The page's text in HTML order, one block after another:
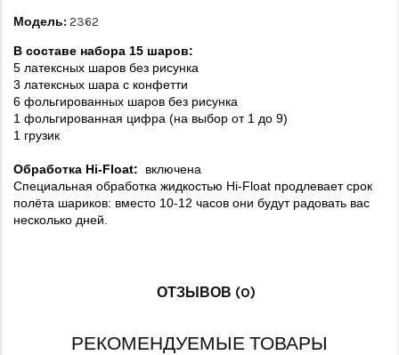
Модель: 2362
В составе набора 15 шаров:
5 латексных шаров без рисунка
3 латексных шара с конфетти
6 фольгированных шаров без рисунка
1 фольгированная цифра (на выбор от 1 до 9)
1 грузик
Обработка Hi-Float:
включена
Специальная обработка жидкостью Hi-Float продлевает срок
полёта шариков: вместо 10-12 часов они будут радовать вас
несколько дней.
ОТЗЫВОВ (0)
РЕКОМЕНДУЕМЫЕ ТОВАРЫ